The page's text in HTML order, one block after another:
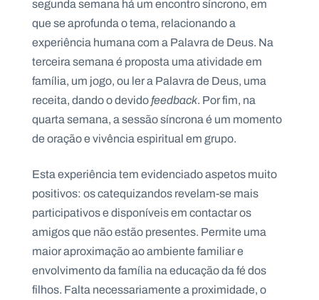
segunda semana há um encontro síncrono, em
que se aprofunda o tema, relacionando a
experiência humana com a Palavra de Deus. Na
terceira semana é proposta uma atividade em
família, um jogo, ou ler a Palavra de Deus, uma
receita, dando o devidofeedback. Por fim, na
quarta semana, a sessão síncrona é um momento
de oração e vivência espiritual em grupo.
Esta experiência tem evidenciado aspetos muito
positivos: os catequizandos revelam-se mais
participativos e disponíveis em contactar os
amigos que não estão presentes. Permite uma
maior aproximação ao ambiente familiar e
envolvimento da família na educação da fé dos
filhos. Falta necessariamente a proximidade, o